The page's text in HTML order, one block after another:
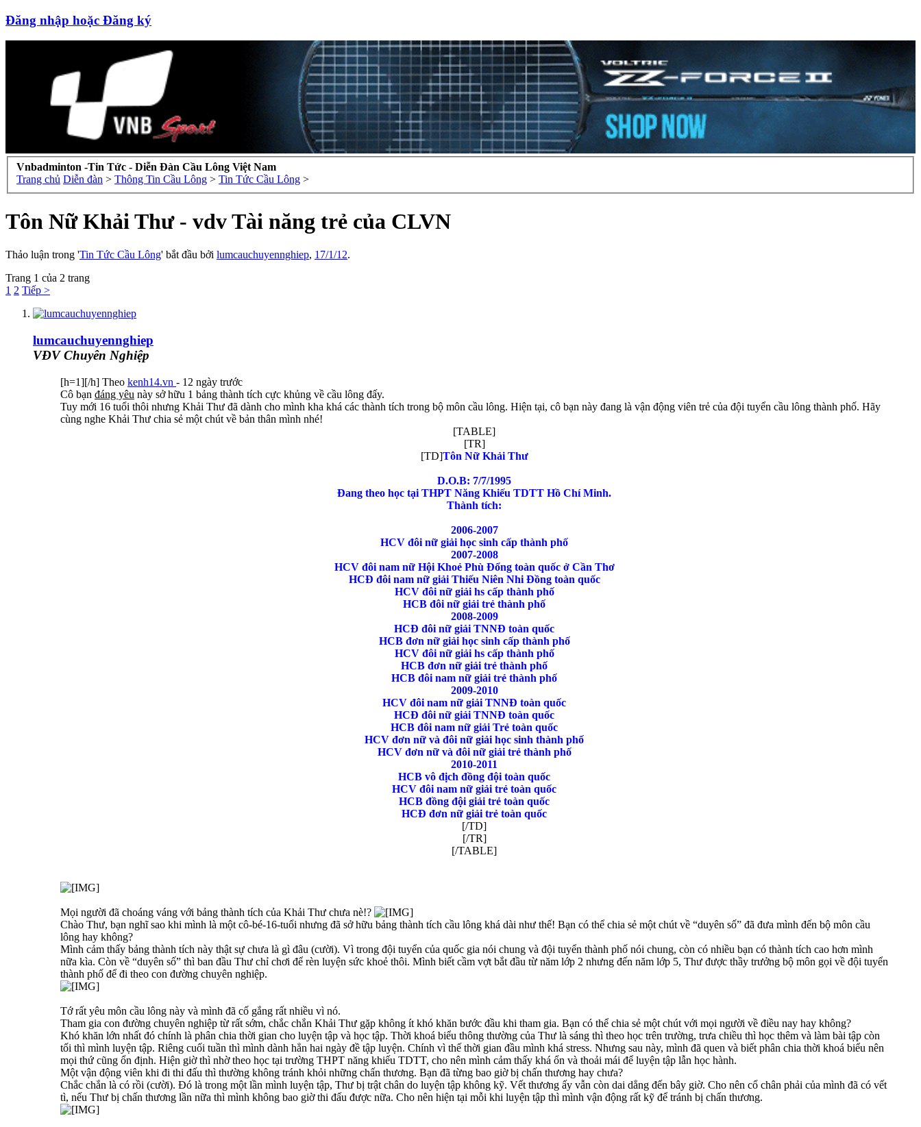
Đăng nhập hoặc Đăng ký
Vnbadminton -Tin Tức - Diễn Đàn Cầu Lông Việt Nam
Trang chủ Diễn đàn > Thông Tin Cầu Lông > Tin Tức Cầu Lông >
Tôn Nữ Khải Thư - vdv Tài năng trẻ của CLVN
Thảo luận trong 'Tin Tức Cầu Lông' bắt đầu bởi lumcauchuyennghiep, 17/1/12.
Trang 1 của 2 trang
1 2 Tiếp >
lumcauchuyennghiep
VĐV Chuyên Nghiệp
[h=1][/h] Theo kenh14.vn - 12 ngày trước
Cô bạn đáng yêu này sở hữu 1 bảng thành tích cực khủng về cầu lông đấy.
Tuy mới 16 tuổi thôi nhưng Khải Thư đã dành cho mình kha khá các thành tích trong bộ môn cầu lông. Hiện tại, cô bạn này đang là vận động viên trẻ của đội tuyển cầu lông thành phố. Hãy
cùng nghe Khải Thư chia sẻ một chút về bản thân mình nhé!
[TABLE]
[TR]
[TD]Tôn Nữ Khải Thư
D.O.B: 7/7/1995
Đang theo học tại THPT Năng Khiếu TDTT Hồ Chí Minh.
Thành tích:
2006-2007
HCV đôi nữ giải học sinh cấp thành phố
2007-2008
HCV đôi nam nữ Hội Khoẻ Phù Đổng toàn quốc ở Cần Thơ
HCĐ đôi nam nữ giải Thiếu Niên Nhi Đồng toàn quốc
HCV đôi nữ giải hs cấp thành phố
HCB đôi nữ giải trẻ thành phố
2008-2009
HCĐ đôi nữ giải TNNĐ toàn quốc
HCB đơn nữ giải học sinh cấp thành phố
HCV đôi nữ giải hs cấp thành phố
HCB đơn nữ giải trẻ thành phố
HCB đôi nam nữ giải trẻ thành phố
2009-2010
HCV đôi nam nữ giải TNNĐ toàn quốc
HCĐ đôi nữ giải TNNĐ toàn quốc
HCB đôi nam nữ giải Trẻ toàn quốc
HCV đơn nữ và đôi nữ giải học sinh thành phố
HCV đơn nữ và đôi nữ giải trẻ thành phố
2010-2011
HCB vô địch đồng đội toàn quốc
HCV đôi nam nữ giải trẻ toàn quốc
HCB đồng đội giải trẻ toàn quốc
HCĐ đơn nữ giải trẻ toàn quốc
[/TD]
[/TR]
[/TABLE]
Mọi người đã choáng váng với bảng thành tích của Khải Thư chưa nè!?
Chào Thư, bạn nghĩ sao khi mình là một cô-bé-16-tuổi nhưng đã sở hữu bảng thành tích cầu lông khá dài như thế! Bạn có thể chia sẻ một chút về “duyên số” đã đưa mình đến bộ môn cầu
lông hay không?
Mình cảm thấy bảng thành tích này thật sự chưa là gì đâu (cười). Vì trong đội tuyển của quốc gia nói chung và đội tuyển thành phố nói chung, còn có nhiều bạn có thành tích cao hơn mình
nữa kìa. Còn về “duyên số” thì ban đầu Thư chỉ chơi để rèn luyện sức khoẻ thôi. Mình biết cầm vợt bắt đầu từ năm lớp 2 nhưng đến năm lớp 5, Thư được thầy trưởng bộ môn gọi về đội tuyển
thành phố để đi theo con đường chuyên nghiệp.
Tớ rất yêu môn cầu lông này và mình đã cố gắng rất nhiều vì nó.
Tham gia con đường chuyên nghiệp từ rất sớm, chắc chắn Khải Thư gặp không ít khó khăn bước đầu khi tham gia. Bạn có thể chia sẻ một chút với mọi người về điều nay hay không?
Khó khăn lớn nhất đó chính là phân chia thời gian cho luyện tập và học tập. Thời khoá biểu thông thường của Thư là sáng thì theo học trên trường, trưa chiều thì học thêm và làm bài tập còn
tối thì mình luyện tập. Riêng cuối tuần thì mình dành hẳn hai ngày đề tập luyện. Chính vì thế thời gian đầu mình khá stress. Nhưng sau này, mình đã quen và biết phân chia thời khoá biểu nên
mọi thứ cũng ổn định. Hiện giờ thì nhờ theo học tại trường THPT năng khiếu TDTT, cho nên mình cảm thấy khá ổn và thoải mái để luyện tập lẫn học hành.
Một vận động viên khi đi thi đấu thì thường không tránh khỏi những chấn thương. Bạn đã từng bao giờ bị chấn thương hay chưa?
Chắc chắn là có rồi (cười). Đó là trong một lần mình luyện tập, Thư bị trật chân do luyện tập không kỹ. Vết thương ấy vẫn còn dai dẳng đến bây giờ. Cho nên cổ chân phải của mình đã có vết
tì, nếu Thư bị chấn thương lần nữa thì mình không bao giờ thi đấu được nữa. Cho nên hiện tại mỗi khi luyện tập thì mình vận động rất kỹ để tránh bị chấn thương.